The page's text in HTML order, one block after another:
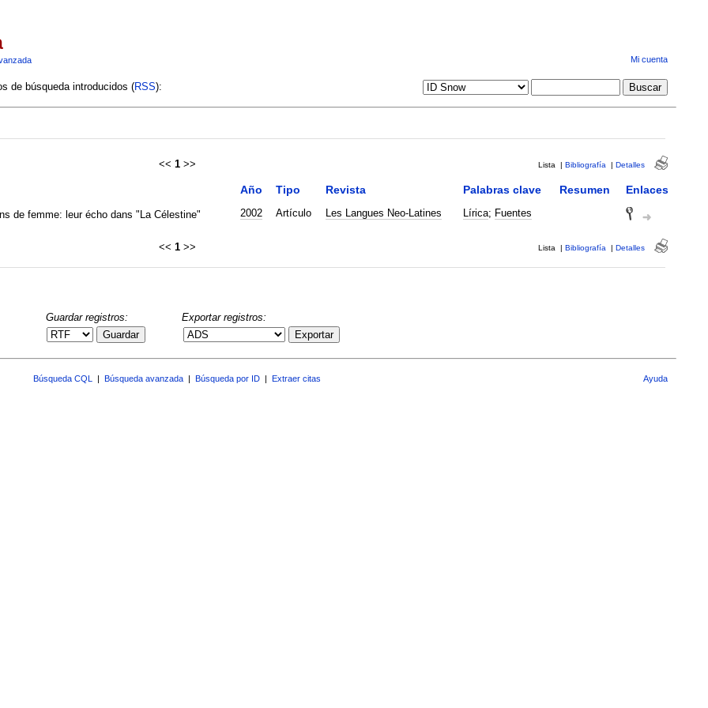
Mi cuenta
de búsqueda introducidos (RSS):
<< 1 >> Lista | Bibliografía | Detalles
Año Tipo Revista Palabras clave Resumen Enlaces
de femme: leur écho dans "La Célestine" 2002 Artículo Les Langues Neo-Latines Lírica; Fuentes
<< 1 >> Lista | Bibliografía | Detalles
Guardar registros:
Guardar
Exportar registros:
Exportar
Búsqueda CQL Búsqueda avanzada Búsqueda por ID Extraer citas Ayuda